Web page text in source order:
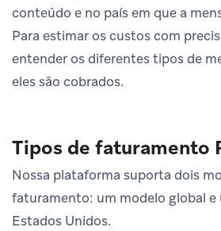
conteúdo e no país em que a
Para estimar os custos com
entender os diferentes tipos de
eles são cobrados.
Tipos de faturamento
Nossa plataforma suporta dois
faturamento: um modelo global e
Estados Unidos.